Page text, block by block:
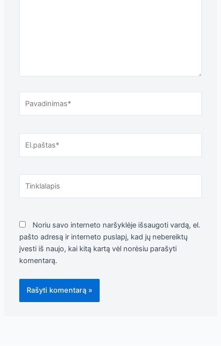
Noriu savo interneto naršyklėje išsaugoti vardą, el.
pašto adresą ir interneto puslapį, kad jų nebereiktų
įvesti iš naujo, kai kitą kartą vėl norėsiu parašyti
komentarą.